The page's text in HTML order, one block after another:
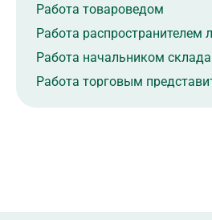
Работа товароведом
Работа распространителем
Работа начальником склада
Работа торговым